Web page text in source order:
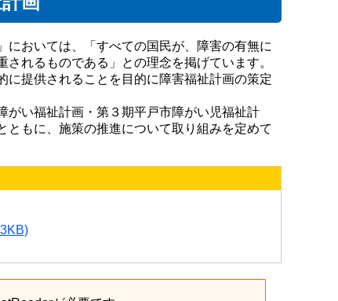
おいては、「すべての国民が、障害の有無に
れるものである」との理念を掲げています。
提供されることを目的に障害福祉計画の策定
い福祉計画・第３期平戸市障がい児福祉計
もに、施策の推進について取り組みを定めて